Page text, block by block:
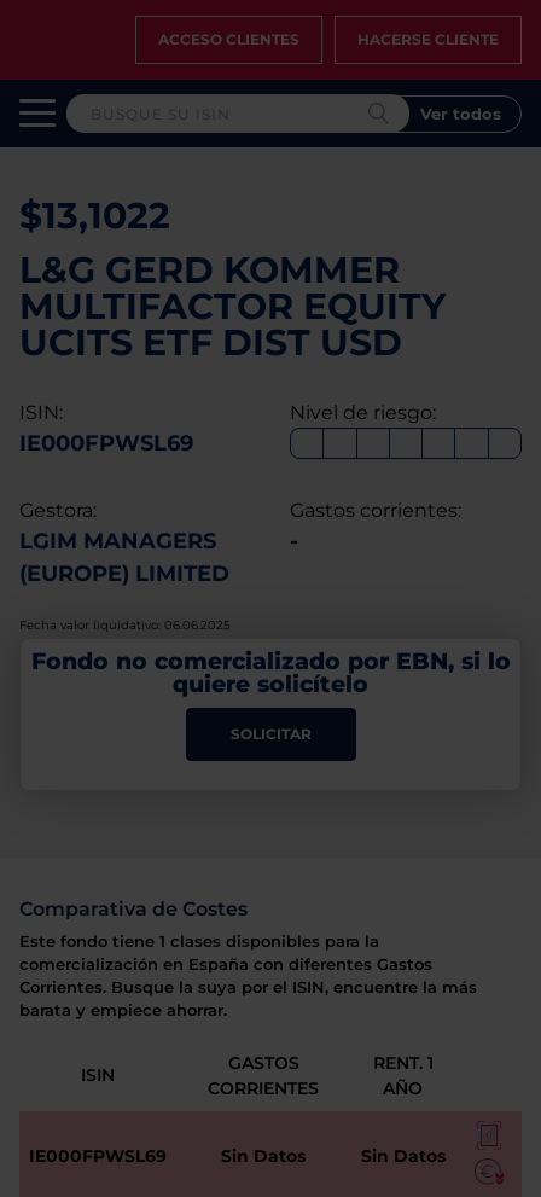
ACCESO CLIENTES HACERSE CLIENTE
Ver todos
$13,1022
L&G GERD KOMMER
MULTIFACTOR EQUITY
UCITS ETF DIST USD
ISIN:
IE000FPWSL69
Nivel de riesgo:
Gestora:
LGIM MANAGERS
(EUROPE) LIMITED
Gastos corrientes:
-
Fecha valor liquidativo: 06.06.2025
Fondo no comercializado por EBN, si lo
quiere solicítelo
SOLICITAR
Comparativa de Costes
Este fondo tiene 1 clases disponibles para la
comercialización en España con diferentes Gastos
Corrientes. Busque la suya por el ISIN, encuentre la más
barata y empiece ahorrar.
ISIN
GASTOS
CORRIENTES
RENT. 1
AÑO
IE000FPWSL69 Sin Datos Sin Datos